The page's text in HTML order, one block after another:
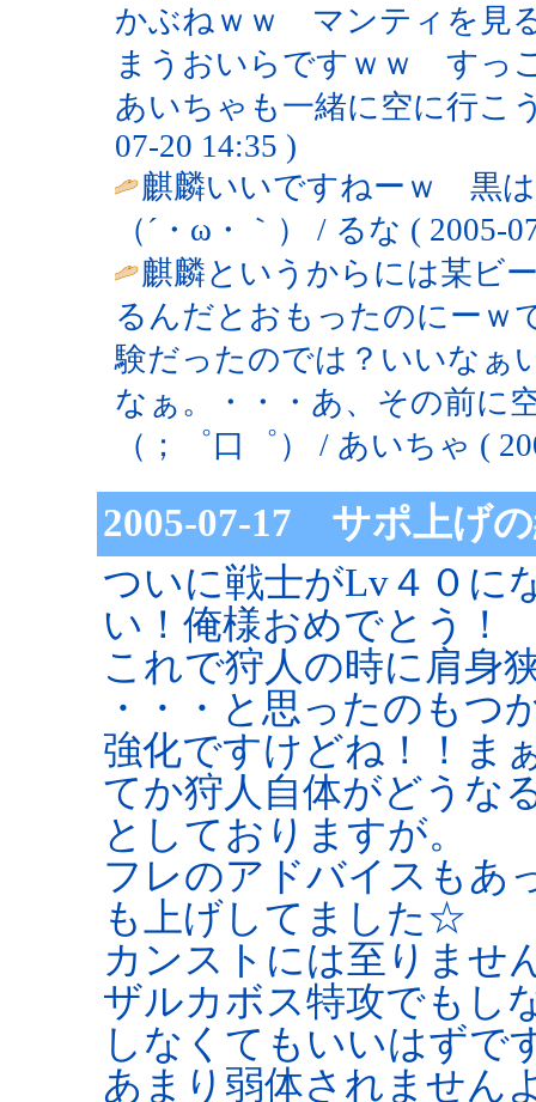
かぶねｗｗ マンティを見
まうおいらですｗｗ す
あいちゃも一緒に空に行こ
07-20 14:35 )
麒麟いいですねーｗ 黒
（´・ω・｀） / るな ( 2005-
麒麟というからには某ビ
るんだとおもったのにーｗ
験だったのでは？いいなぁ
なぁ。・・・あ、その前に
（；゜口゜） / あいちゃ (
2005-07-17 サポ上げ
ついに戦士がLv４０に
い！俺様おめでとう！
これで狩人の時に肩身
・・・と思ったのもつ
強化ですけどね！！ま
てか狩人自体がどうな
としておりますが。
フレのアドバイスもあ
も上げしてました☆
カンストには至りませ
ザルカボス特攻でもし
しなくてもいいはずで
あまり弱体されません